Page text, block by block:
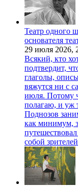
Театр одного
основателя
29 июля 2026,
Всякий, кто
подтвердит,
глаголы,
вяжутся ни с
июля. Потому
полагаю, и уж
Поднозов
как минимум,
собой